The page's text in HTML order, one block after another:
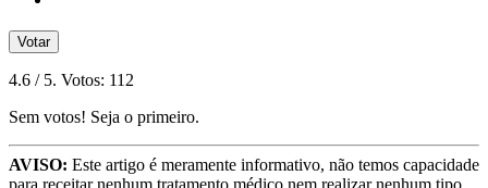
Votar
4.6 / 5. Votos: 112
Sem votos! Seja o primeiro.
AVISO: Este artigo é meramente informativo, não temos capacidade